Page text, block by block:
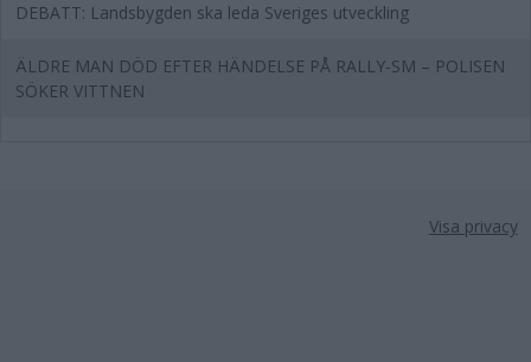
DEBATT: Landsbygden ska leda Sveriges utveckling
ÄLDRE MAN DÖD EFTER HÄNDELSE PÅ RALLY-SM – POLISEN
SÖKER VITTNEN
Visa privacy